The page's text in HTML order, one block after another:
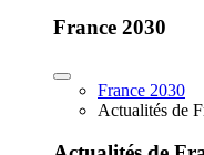
France 2030
France 2030
Actualités de